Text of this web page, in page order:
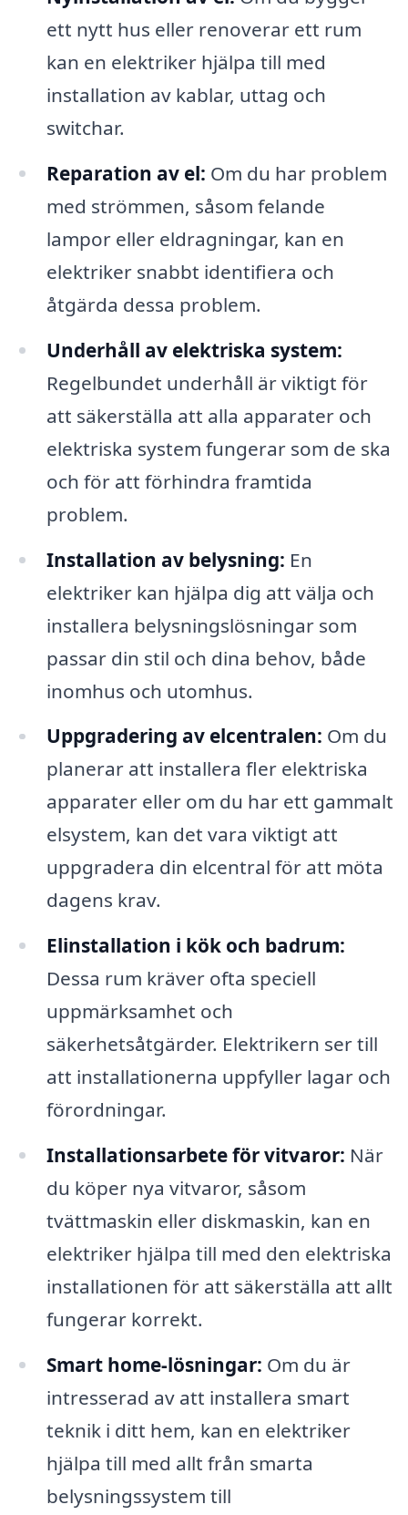
ett nytt hus eller renoverar ett rum
kan en elektriker hjälpa till med
installation av kablar, uttag och
switchar.
Reparation av el: Om du har problem
med strömmen, såsom felande
lampor eller eldragningar, kan en
elektriker snabbt identifiera och
åtgärda dessa problem.
Underhåll av elektriska system:
Regelbundet underhåll är viktigt för
att säkerställa att alla apparater och
elektriska system fungerar som de ska
och för att förhindra framtida
problem.
Installation av belysning: En
elektriker kan hjälpa dig att välja och
installera belysningslösningar som
passar din stil och dina behov, både
inomhus och utomhus.
Uppgradering av elcentralen: Om du
planerar att installera fler elektriska
apparater eller om du har ett gammalt
elsystem, kan det vara viktigt att
uppgradera din elcentral för att möta
dagens krav.
Elinstallation i kök och badrum:
Dessa rum kräver ofta speciell
uppmärksamhet och
säkerhetsåtgärder. Elektrikern ser till
att installationerna uppfyller lagar och
förordningar.
Installationsarbete för vitvaror: När
du köper nya vitvaror, såsom
tvättmaskin eller diskmaskin, kan en
elektriker hjälpa till med den elektriska
installationen för att säkerställa att allt
fungerar korrekt.
Smart home-lösningar: Om du är
intresserad av att installera smart
teknik i ditt hem, kan en elektriker
hjälpa till med allt från smarta
belysningssystem till